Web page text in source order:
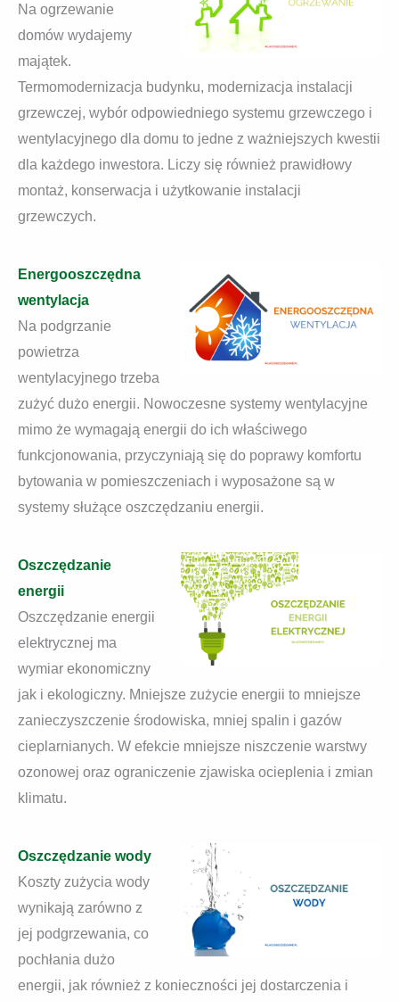
Na ogrzewanie
domów wydajemy
majątek.
Termomodernizacja budynku, modernizacja instalacji
grzewczej, wybór odpowiedniego systemu grzewczego i
wentylacyjnego dla domu to jedne z ważniejszych kwestii
dla każdego inwestora. Liczy się również prawidłowy
montaż, konserwacja i użytkowanie instalacji
grzewczych.
Energooszczędna
wentylacja
Na podgrzanie
powietrza
wentylacyjnego trzeba
zużyć dużo energii. Nowoczesne systemy wentylacyjne
mimo że wymagają energii do ich właściwego
funkcjonowania, przyczyniają się do poprawy komfortu
bytowania w pomieszczeniach i wyposażone są w
systemy służące oszczędzaniu energii.
Oszczędzanie
energii
Oszczędzanie energii
elektrycznej ma
wymiar ekonomiczny
jak i ekologiczny. Mniejsze zużycie energii to mniejsze
zanieczyszczenie środowiska, mniej spalin i gazów
cieplarnianych. W efekcie mniejsze niszczenie warstwy
ozonowej oraz ograniczenie zjawiska ocieplenia i zmian
klimatu.
Oszczędzanie wody
Koszty zużycia wody
wynikają zarówno z
jej podgrzewania, co
pochłania dużo
energii, jak również z konieczności jej dostarczenia i